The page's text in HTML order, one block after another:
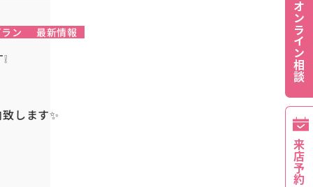
ン 最新情報
します✨
オンライン相談
来店予約